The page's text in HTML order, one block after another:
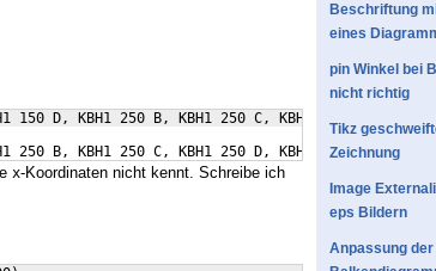
150 D, KBH1 250 B, KBH1 250 C, KBH1 250 D,
250 B, KBH1 250 C, KBH1 250 D, KBH1 350 A, KBH1
x-Koordinaten nicht kennt. Schreibe ich
Beschriftung
eines
pin Winkel bei
nicht richtig
Tikz
Zeichnung
Image
eps Bildern
Anpassung